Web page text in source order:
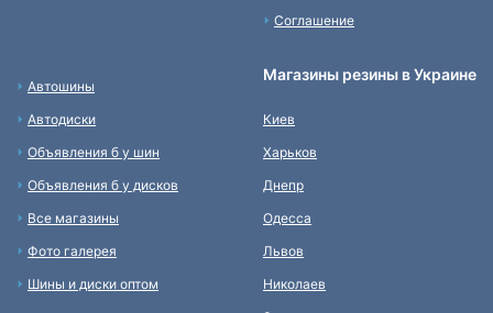
Соглашение
Автошины
Автодиски
Объявления б у шин
Объявления б у дисков
Все магазины
Фото галерея
Шины и диски оптом
Магазины резины в Украине
Киев
Харьков
Днепр
Одесса
Львов
Николаев